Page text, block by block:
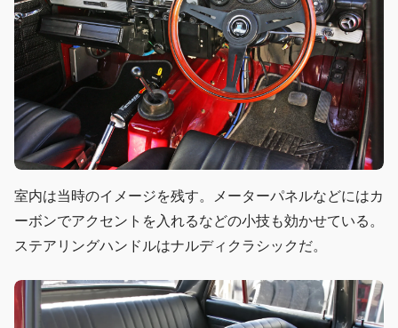
室内は当時のイメージを残す。メーターパネルなどにはカ
ーボンでアクセントを入れるなどの小技も効かせている。
ステアリングハンドルはナルディクラシックだ。